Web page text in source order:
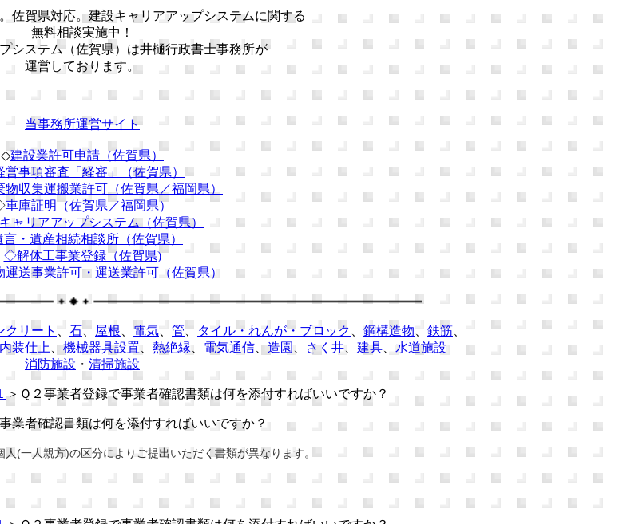
佐賀県対応。建設キャリアアップシステムに関する
無料相談実施中！
システム（佐賀県）は井樋行政書士事務所が
運営しております。
当事務所運営サイト
◇建設業許可申請（佐賀県）
営事項審査「経審」（佐賀県）
物収集運搬業許可（佐賀県／福岡県）
車庫証明（佐賀県／福岡県）
ャリアアップシステム（佐賀県）
言・遺産相続相談所（佐賀県）
◇解体工事業登録（佐賀県)
運送事業許可・運送業許可（佐賀県）
クリート 石、 屋根 電気 管、 タイル・れんが・ブロック 鋼構造物 鉄筋
内装仕上 、機械器具設置、 熱絶縁、 電気通信 、造園 、 さく井、 建具
水道施設
消防施設 ・ 清掃施設
＞Ｑ２事業者登録で事業者確認書類は何を添付すればいいですか？
業者確認書類は何を添付すればいいですか？
(一人親方)の区分によりご提出いただく書類が異なります。